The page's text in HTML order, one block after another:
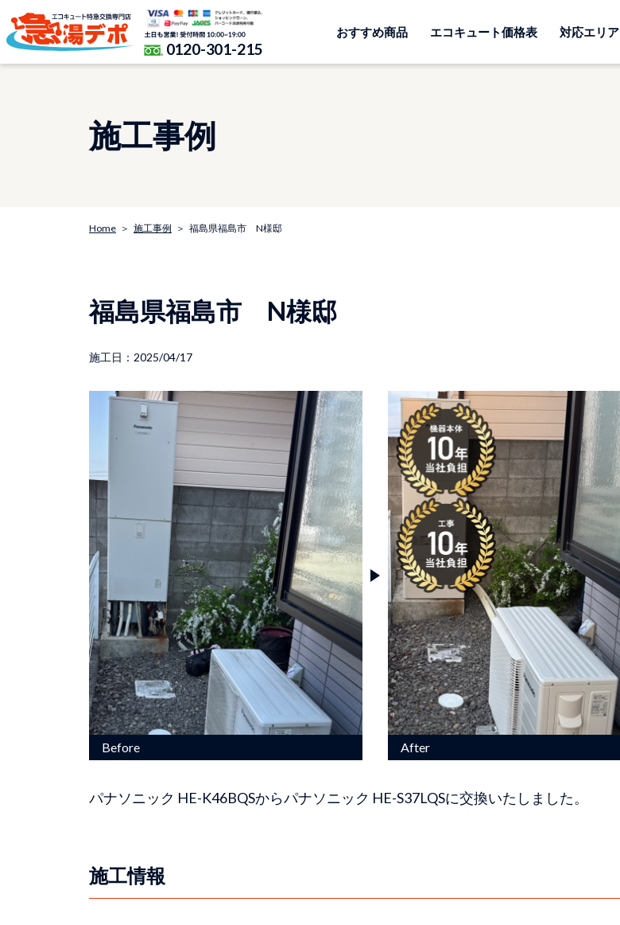
0120-301-215
おすすめ商品 エコキュート価格表 対応エリア
施工事例
Home 施工事例 福島県福島市 N様邸
福島県福島市 N様邸
施工日：2025/04/17
パナソニック HE-K46BQSからパナソニック HE-S37LQSに交換いたしました。
施工情報